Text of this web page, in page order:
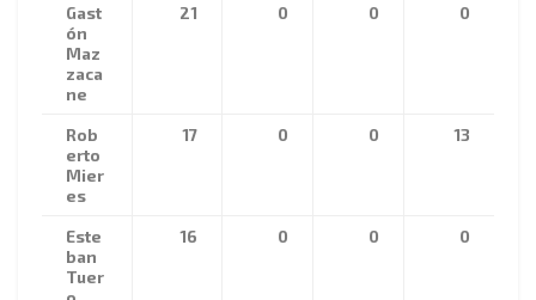
Gast
ón
Maz
zaca
ne
21 0 0 0
Rob
erto
Mier
es
17 0 0 13
Este
ban
Tuer
16 0 0 0